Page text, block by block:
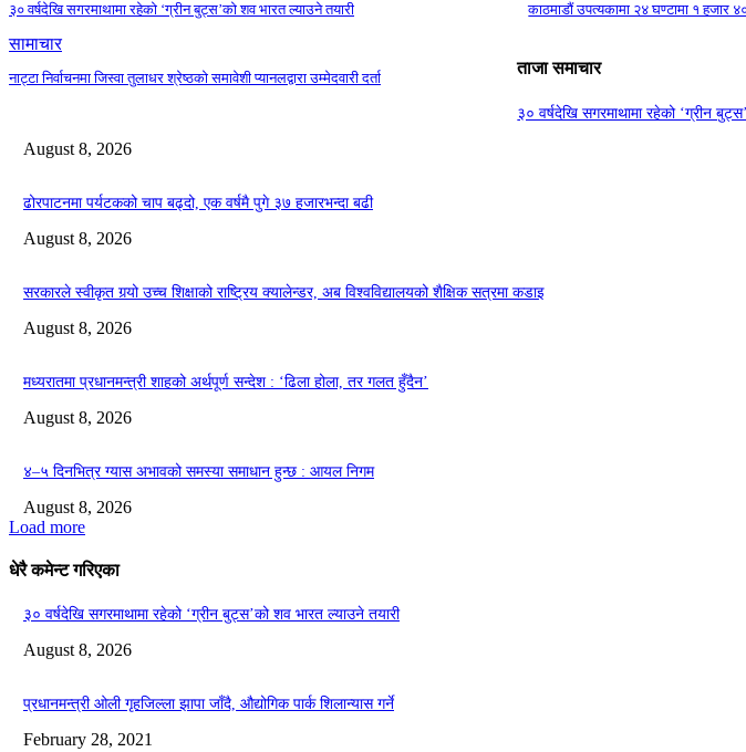
३० वर्षदेखि सगरमाथामा रहेको ‘ग्रीन बुट्स’को शव भारत ल्याउने तयारी काठमाडौं उपत्यकामा २४ घण्टामा १ हजार
सामाचार
नाट्टा निर्वाचनमा जिस्वा तुलाधर श्रेष्ठको समावेशी प्यानलद्वारा उम्मेदवारी दर्ता
ताजा समाचार
३० वर्षदेखि सगरमाथामा रहेको ‘ग्रीन
August 8, 2026
ढोरपाटनमा पर्यटकको चाप बढ्दो, एक वर्षमै पुगे ३७ हजारभन्दा बढी
August 8, 2026
सरकारले स्वीकृत गर्‍यो उच्च शिक्षाको राष्ट्रिय क्यालेन्डर, अब विश्वविद्यालयको शैक्षिक सत्रमा कडाइ
August 8, 2026
मध्यरातमा प्रधानमन्त्री शाहको अर्थपूर्ण सन्देश : ‘ढिला होला, तर गलत हुँदैन’
August 8, 2026
४–५ दिनभित्र ग्यास अभावको समस्या समाधान हुन्छ : आयल निगम
August 8, 2026
Load more
धेरै कमेन्ट गरिएका
३० वर्षदेखि सगरमाथामा रहेको ‘ग्रीन बुट्स’को शव भारत ल्याउने तयारी
August 8, 2026
प्रधानमन्त्री ओली गृहजिल्ला झापा जाँदै, औद्योगिक पार्क शिलान्यास गर्ने
February 28, 2021